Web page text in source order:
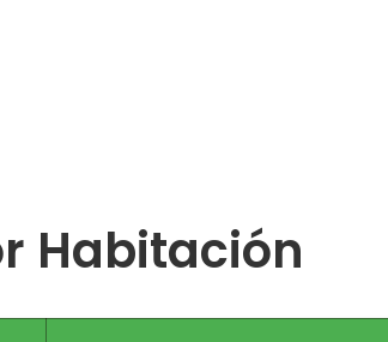
Habitación